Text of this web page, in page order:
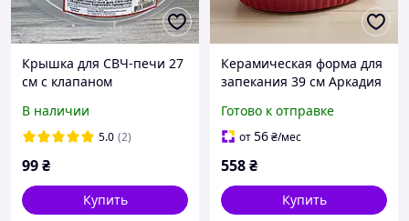
Крышка для СВЧ-печи 27
см с клапаном
В наличии
5.0 (2)
99₴
Купить
Керамическая форма для
запекания 39 см Аркадия
Готово к отправке
от56₴/мес
558₴
Купить